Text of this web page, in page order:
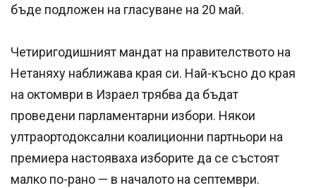
бъде подложен на гласуване на 20 май.
Четиригодишният мандат на правителството на
Нетаняху наближава края си. Най-късно до края
на октомври в Израел трябва да бъдат
проведени парламентарни избори. Някои
ултраортодоксални коалиционни партньори на
премиера настояваха изборите да се състоят
малко по-рано — в началото на септември.